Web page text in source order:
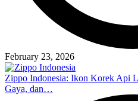
February 23, 2026
Zippo Indonesia: Ikon Korek Api
Gaya, dan…